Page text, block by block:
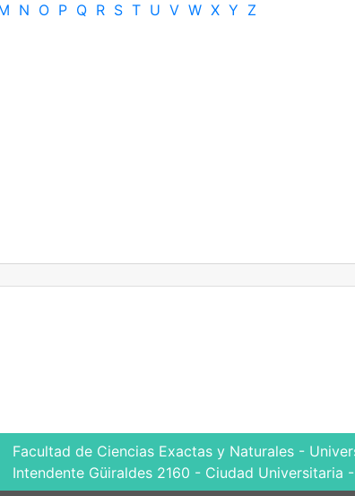
N O P Q R S T U V W X Y Z
Facultad de Ciencias Exactas y Naturales -
Intendente Güiraldes 2160 - Ciudad Universitaria